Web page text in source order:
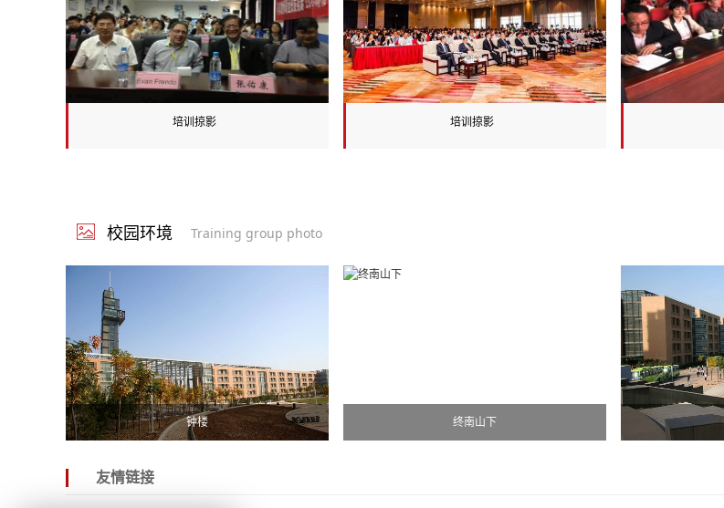
委员。
术体操协会常务副主席兼秘书长，
中国学生定向运动协会副秘书长、
普及发展委员会西北区主任，中国
大学生游泳协会副秘书长，陕西省
体育科学学会常务理事。多次被评
北京奥运会火炬传递手。
培训掠影 培训掠影
校园环境 Training group photo
钟楼 终南山下
友情链接